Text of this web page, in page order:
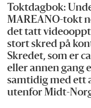
Toktdagbok:
MAREANO-tokt
det tatt
stort skred på
Skredet, som er
eller annen gang
samtidig med ett
utenfor Midt-